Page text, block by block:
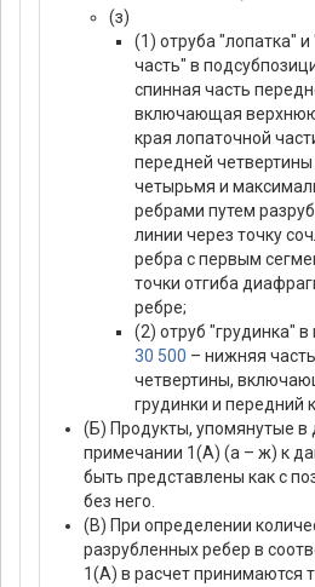
(з)
(1) отруба "лопатка"
часть" в
спинная часть
включающая верхнюю
края лопаточной
передней
четырьмя и
ребрами путем
линии через точку
ребра с первым
точки отгиба
ребре;
(2) отруб "грудинка"
30 500 – нижняя
четвертины,
грудинки и передний
(Б) Продукты, упомянутые в
примечании 1(А) (а – ж) к
быть представлены как с
без него.
(В) При определении
разрубленных ребер в
1(А) в расчет принимаются